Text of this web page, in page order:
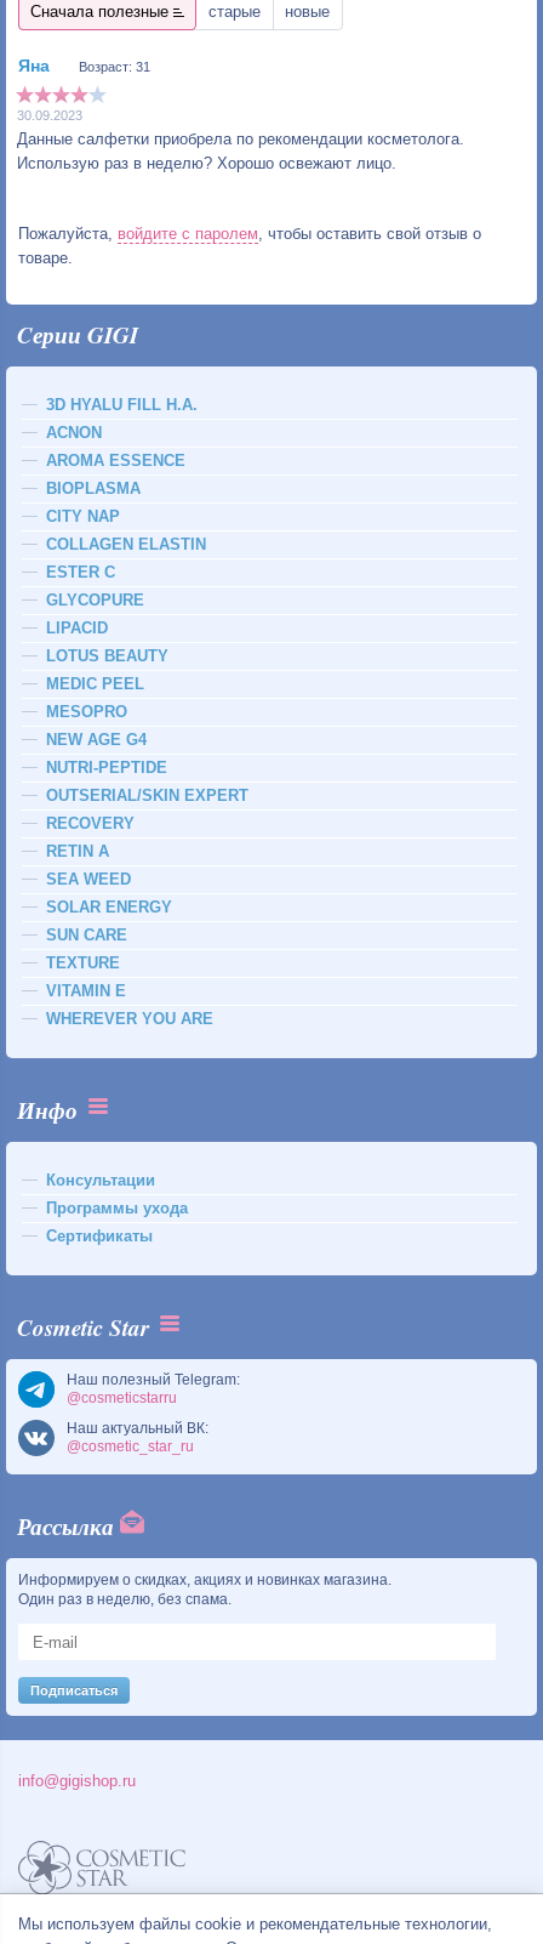
Сначала полезные старые новые
Возраст: 31
30.09.2023
Данные салфетки приобрела по рекомендации косметолога.
Использую раз в неделю? Хорошо освежают лицо.
Пожалуйста, войдите с паролем, чтобы оставить свой отзыв о
товаре.
Cерии GIGI
3D HYALU FILL H.A.
ACNON
AROMA ESSENCE
BIOPLASMA
CITY NAP
COLLAGEN ELASTIN
ESTER C
GLYCOPURE
LIPACID
LOTUS BEAUTY
MEDIC PEEL
MESOPRO
NEW AGE G4
NUTRI-PEPTIDE
OUTSERIAL/SKIN EXPERT
RECOVERY
RETIN A
SEA WEED
SOLAR ENERGY
SUN CARE
TEXTURE
VITAMIN E
WHEREVER YOU ARE
Инфо
Консультации
Программы ухода
Сертификаты
Cosmetic Star
Наш полезный Telegram:
@cosmeticstarru
Наш актуальный ВК:
@cosmetic_star_ru
Рассылка
Информируем о скидках, акциях и новинках магазина.
Один раз в неделю, без спама.
Политика конфиденциальности
info@gigishop.ru
Мы используем файлы cookie и рекомендательные технологии,